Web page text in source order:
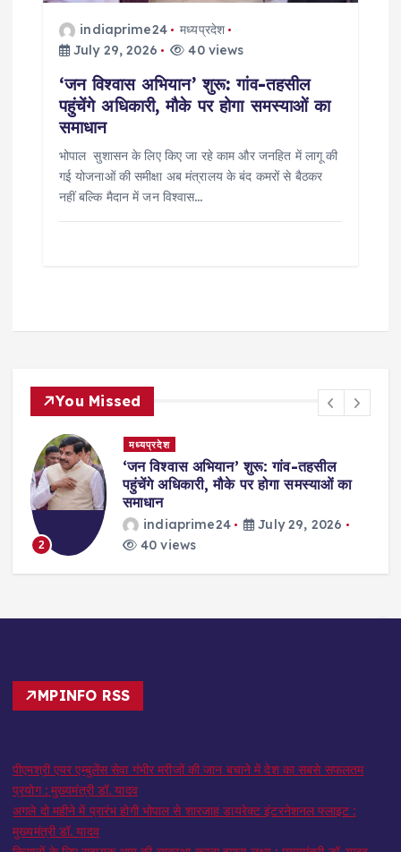
indiaprime24
मध्यप्रदेश
July 29, 2026
40 views
‘जन विश्वास अभियान’ शुरू: गांव-तहसील
पहुंचेंगे अधिकारी, मौके पर होगा समस्याओं का
समाधान
भोपाल सुशासन के लिए किए जा रहे काम और जनहित में लागू की
गई योजनाओं की समीक्षा अब मंत्रालय के बंद कमरों से बैठकर
नहीं बल्कि मैदान में जन विश्वास…
You Missed
2
मध्यप्रदेश
‘जन विश्वास अभियान’ शुरू: गांव-तहसील
पहुंचेंगे अधिकारी, मौके पर होगा समस्याओं का
समाधान
indiaprime24
July 29, 2026
40 views
MPINFO RSS
पीएमश्री एयर एम्बुलेंस सेवा गंभीर मरीजों की जान बचाने में देश का सबसे सफलतम
प्रयोग : मुख्यमंत्री डॉ. यादव
अगले दो महीने में प्रारंभ होगी भोपाल से शारजाह डायरेक्ट इंटरनेशनल फ्लाइट :
मुख्यमंत्री डॉ. यादव